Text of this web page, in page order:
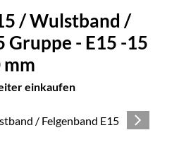
/ Wulstband /
Gruppe - E15 -15
einkaufen